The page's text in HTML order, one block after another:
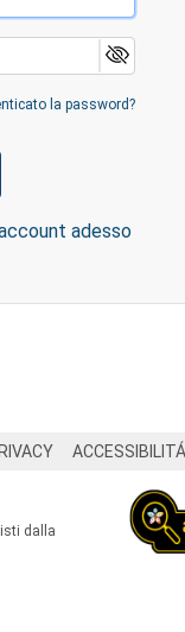
la password?
adesso
ACCESSIBILITÁ
dalla